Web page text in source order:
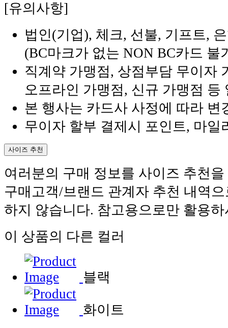
[유의사항]
법인(기업), 체크, 선불, 기프트,
(BC마크가 없는 NON BC카드 불
직계약 가맹점, 상점부담 무이자
오프라인 가맹점, 신규 가맹점 등
본 행사는 카드사 사정에 따라 변
무이자 할부 결제시 포인트, 마일
사이즈 추천
여러분의 구매 정보를 사이즈 추천
구매고객/브랜드 관계자 추천 내역
하지 않습니다. 참고용으로만 활용
이 상품의 다른 컬러
블랙
화이트